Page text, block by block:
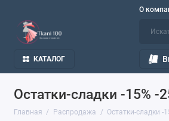
О
КАТАЛОГ
Остатки-сладки -15% -
Главная Распродажа Остатки-сладки -